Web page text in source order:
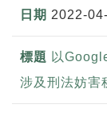
2022-
以
涉及刑法妨害